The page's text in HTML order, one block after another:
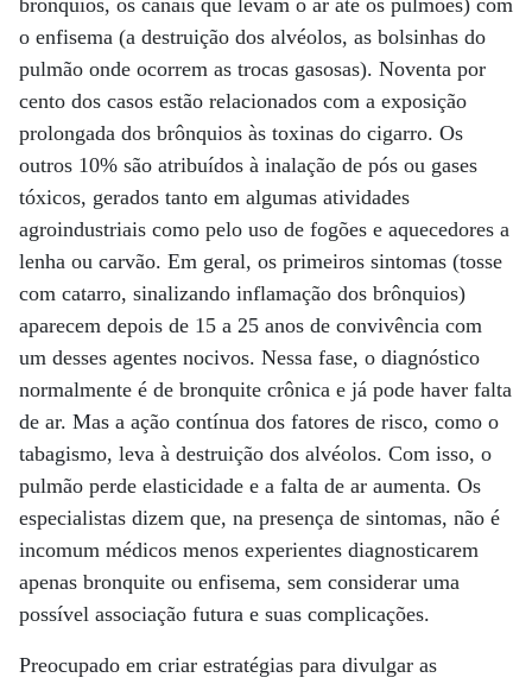
brônquios, os canais que levam o ar até os pulmões) com
o enfisema (a destruição dos alvéolos, as bolsinhas do
pulmão onde ocorrem as trocas gasosas). Noventa por
cento dos casos estão relacionados com a exposição
prolongada dos brônquios às toxinas do cigarro. Os
outros 10% são atribuídos à inalação de pós ou gases
tóxicos, gerados tanto em algumas atividades
agroindustriais como pelo uso de fogões e aquecedores a
lenha ou carvão. Em geral, os primeiros sintomas (tosse
com catarro, sinalizando inflamação dos brônquios)
aparecem depois de 15 a 25 anos de convivência com
um desses agentes nocivos. Nessa fase, o diagnóstico
normalmente é de bronquite crônica e já pode haver falta
de ar. Mas a ação contínua dos fatores de risco, como o
tabagismo, leva à destruição dos alvéolos. Com isso, o
pulmão perde elasticidade e a falta de ar aumenta. Os
especialistas dizem que, na presença de sintomas, não é
incomum médicos menos experientes diagnosticarem
apenas bronquite ou enfisema, sem considerar uma
possível associação futura e suas complicações.
Preocupado em criar estratégias para divulgar as